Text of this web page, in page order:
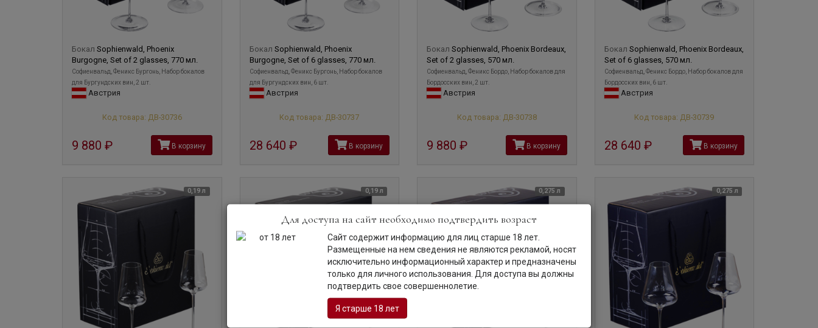
Бокал Sophienwald, Phoenix
Burgogne, Set of 2 glasses, 770 мл.
Софиенвальд, Феникс Бургонь, Набор бокалов
для Бургундских вин, 2 шт.
Австрия
Код товара: ДВ-30736
9 880 В корзину
Бокал Sophienwald, Phoenix
Burgogne, Set of 6 glasses, 770 мл.
Софиенвальд, Феникс Бургонь, Набор бокалов
для Бургундских вин, 6 шт.
Австрия
Код товара: ДВ-30737
28 640 В корзину
Бокал Sophienwald, Phoenix Bordeaux,
Set of 2 glasses, 570 мл.
Софиенвальд, Феникс Бордо, Набор бокалов для
Бордосских вин, 2 шт.
Австрия
Код товара: ДВ-30738
9 880 В корзину
Бокал Sophienwald, Phoenix Bordeaux,
Set of 6 glasses, 570 мл.
Софиенвальд, Феникс Бордо, Набор бокалов для
Бордосских вин, 6 шт.
Австрия
Код товара: ДВ-30739
28 640 В корзину
0,19 л 0,19 л 0,275 л 0,275 л
Для доступа на сайт необходимо подтвердить возраст
Сайт содержит информацию для лиц старше 18 лет.
Размещенные на нем сведения не являются рекламой, носят
исключительно информационный характер и предназначены
только для личного использования. Для доступа вы должны
подтвердить свое совершеннолетие.
Я старше 18 лет